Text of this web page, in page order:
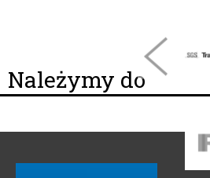
Należymy do